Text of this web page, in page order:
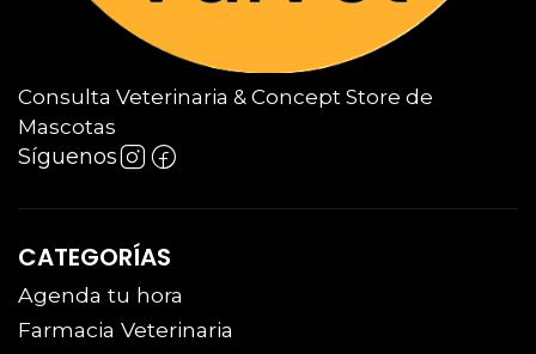
Consulta Veterinaria & Concept Store de
Mascotas
Síguenos
CATEGORÍAS
Agenda tu hora
Farmacia Veterinaria